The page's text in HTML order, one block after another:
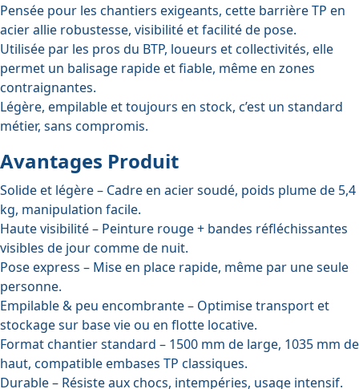
Pensée pour les chantiers exigeants, cette barrière TP en
acier allie robustesse, visibilité et facilité de pose.
Utilisée par les pros du BTP, loueurs et collectivités, elle
permet un balisage rapide et fiable, même en zones
contraignantes.
Légère, empilable et toujours en stock, c’est un standard
métier, sans compromis.
Avantages Produit
Solide et légère– Cadre en acier soudé, poids plume de 5,4
kg, manipulation facile.
Haute visibilité– Peinture rouge + bandes réfléchissantes
visibles de jour comme de nuit.
Pose express – Mise en place rapide, même par une seule
personne.
Empilable & peu encombrante– Optimise transport et
stockage sur base vie ou en flotte locative.
Format chantier standard – 1500 mm de large, 1035 mm de
haut, compatible embases TP classiques.
Durable– Résiste aux chocs, intempéries, usage intensif.